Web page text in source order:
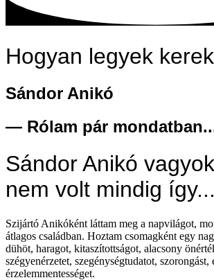
Hogyan legyek
Sándor Anikó
— Rólam pár
Sándor Anikó
nem volt mindig így...
Szijártó Anikóként láttam meg a napvilágot,
átlagos családban. Hoztam csomagként egy
dühöt, haragot, kitaszítottságot, alacsony
szégyenérzetet, szegénységtudatot, szorongást,
érzelemmentességet.